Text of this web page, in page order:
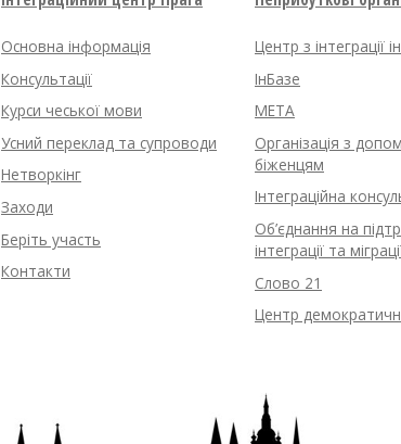
Основна інформація
Консультації
Курси чеської мови
Усний переклад та супроводи
Нетворкінг
Заходи
Беріть участь
Контакти
Центр з інтеграції
ІнБазе
META
Організація з
біженцям
Інтеграційна
Об’єднання на
інтеграції та
Слово 21
Центр